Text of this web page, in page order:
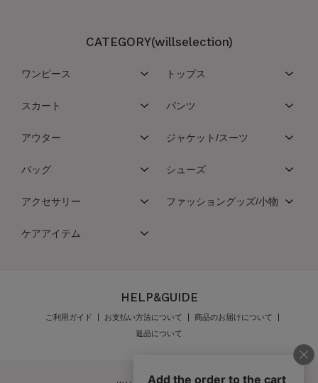
CATEGORY(willselection)
ワンピース トップス
スカート パンツ
アウター ジャケット/スーツ
バッグ シューズ
アクセサリー ファッショングッズ/小物
ケアアイテム
HELP&GUIDE
ご利用ガイド お支払い方法について
商品のお届けについて
返品について